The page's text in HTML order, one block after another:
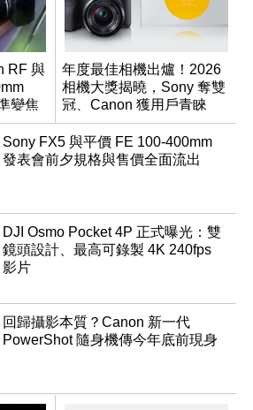
RF 與
變焦
年度最佳相機出爐！2026
相機大獎揭曉，Sony 奪雙
冠、Canon 獲用戶青睞
Sony FX5 與平價 FE 100-400mm
發表會前夕規格與售價全面流出
DJI Osmo Pocket 4P 正式曝光：雙
鏡頭設計、最高可錄製 4K 240fps
影片
回歸攝影本質？Canon 新一代
PowerShot 隨身機傳今年底前現身